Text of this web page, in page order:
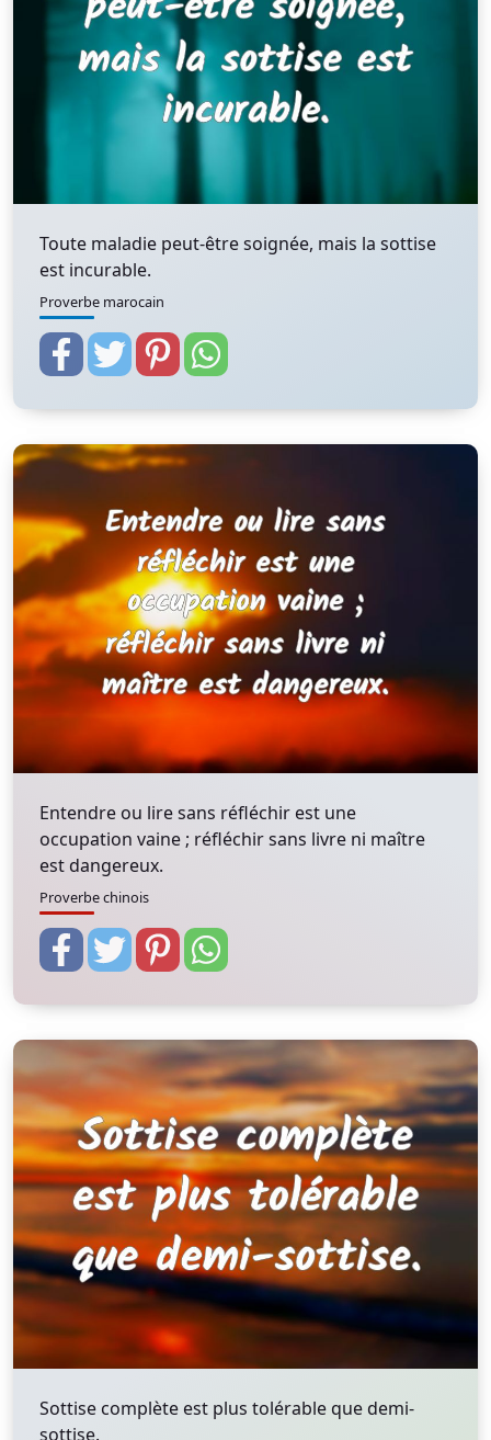
Toute maladie peut-être soignée, mais la sottise
est incurable.
Proverbe marocain
Entendre ou lire sans réfléchir est une
occupation vaine ; réfléchir sans livre ni maître
est dangereux.
Proverbe chinois
Sottise complète est plus tolérable que demi-
sottise.